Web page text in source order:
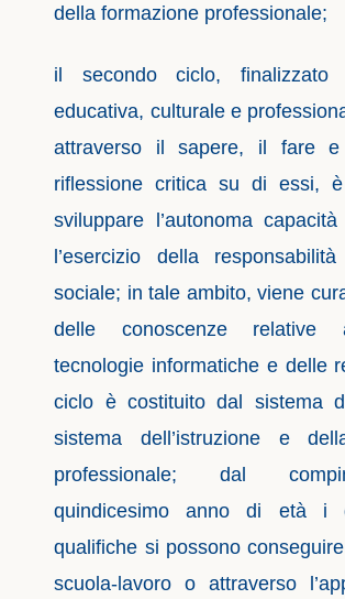
della formazione professionale;
il secondo ciclo, finalizzato
educativa, culturale e
attraverso il sapere, il fare
riflessione critica su di essi,
sviluppare l’autonoma
l’esercizio della
sociale; in tale ambito, viene
delle conoscenze relative
tecnologie informatiche e delle
ciclo è costituito dal sistema
sistema dell’istruzione e
professionale; dal
quindicesimo anno di età i
qualifiche si possono
scuola-lavoro o attraverso